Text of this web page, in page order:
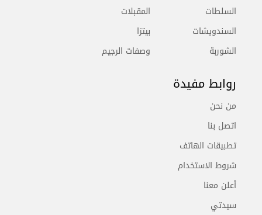
السلطات
السندويشات
الشوربة
المقبلات
بيتزا
وصفات الرجيم
روابط مفيدة
من نحن
اتصل بنا
تطبيقات الهاتف
شروط الاستخدام
أعلن معنا
سيدتي